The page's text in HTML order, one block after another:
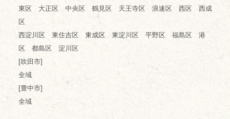
東区 大正区 中央区 鶴見区 天王寺区 浪速区 西区 西成
区
西淀川区 東住吉区 東成区 東淀川区 平野区 福島区 港
区 都島区 淀川区
[吹田市]
全域
[豊中市]
全域